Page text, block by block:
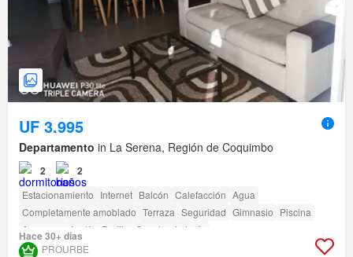
UF 3.995
Departamento in La Serena, Región de Coquimbo
2 2
Estacionamiento Internet Balcón Calefacción Agua
Completamente amoblado Terraza Seguridad Gimnasio Piscina
Ascensor
Jardín Parilla Cancha de tenis
Hace 30+ días
PROURBE